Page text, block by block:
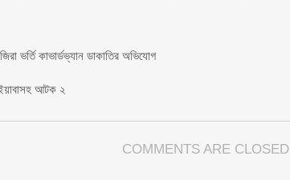
ভর্তি কাভার্ডভ্যান ডাকাতির অভিযোগ
আটক ২
COMMENTS ARE CLOSED